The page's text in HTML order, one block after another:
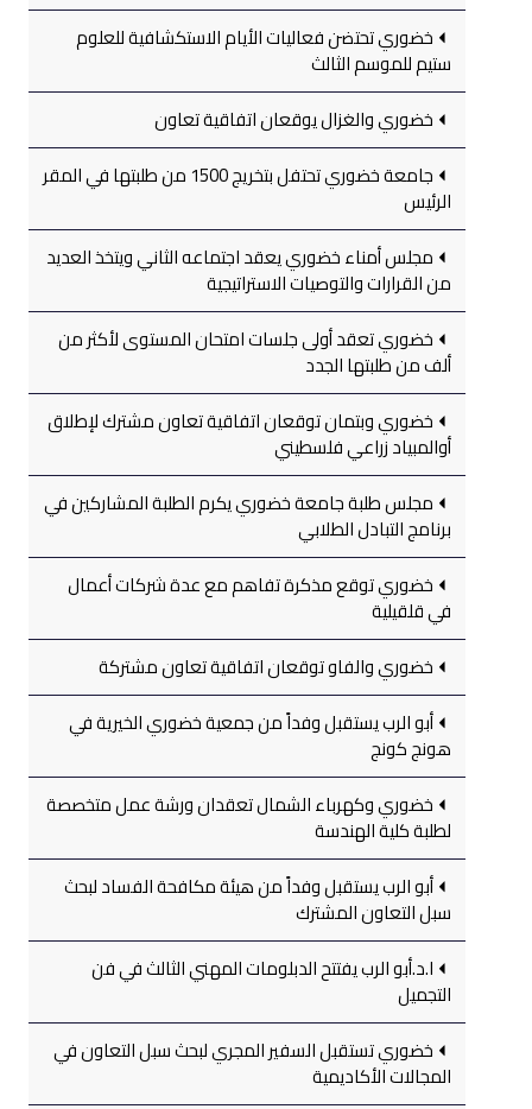
خضوري تحتضن فعاليات الأيام الاستكشافية للعلوم
ستيم للموسم الثالث
خضوري والغزال يوقعان اتفاقية تعاون
جامعة خضوري تحتفل بتخريج 1500 من طلبتها في المقر
الرئيس
مجلس أمناء خضوري يعقد اجتماعه الثاني ويتخذ العديد
من القرارات والتوصيات الاستراتيجية
خضوري تعقد أولى جلسات امتحان المستوى لأكثر من
ألف من طلبتها الجدد
خضوري وبتمان توقعان اتفاقية تعاون مشترك لإطلاق
أوالمبياد زراعي فلسطيني
مجلس طلبة جامعة خضوري يكرم الطلبة المشاركين في
برنامج التبادل الطلابي
خضوري توقع مذكرة تفاهم مع عدة شركات أعمال
في قلقيلية
خضوري والفاو توقعان اتفاقية تعاون مشتركة
أبو الرب يستقبل وفداً من جمعية خضوري الخيرية في
هونج كونج
خضوري وكهرباء الشمال تعقدان ورشة عمل متخصصة
لطلبة كلية الهندسة
أبو الرب يستقبل وفداً من هيئة مكافحة الفساد لبحث
سبل التعاون المشترك
ا.د.أبو الرب يفتتح الدبلومات المهني الثالث في فن
التجميل
خضوري تستقبل السفير المجري لبحث سبل التعاون في
المجالات الأكاديمية